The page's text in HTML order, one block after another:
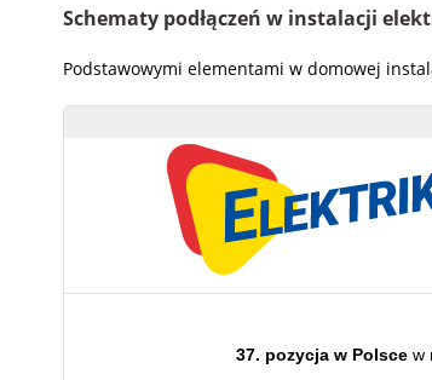
Schematy podłączeń w instalacji
Podstawowymi elementami w domowej
37. pozycja w Polscew